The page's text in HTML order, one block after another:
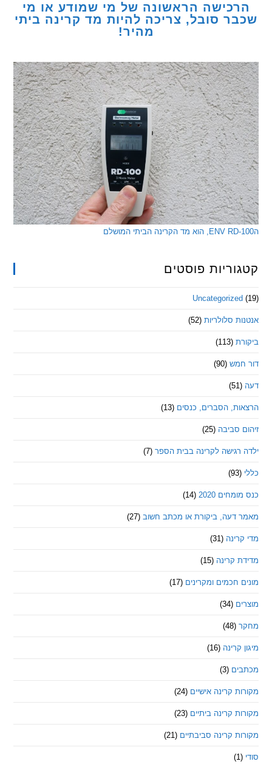
הראשונה של מי שמודע או מי
סובל, צריכה להיות מד קרינה ביתי
מהיר!
פוסטים
סלולריות (52)
(90)
הסברים, כנסים (13)
סביבה (25)
לקרינה בבית הספר (7)
2020
(14)
ביקורת או מכתב חשוב (27)
(31)
קרינה (15)
חכמים ומקרינים (17)
(16)
קרינה אישיים (24)
קרינה ביתיים (23)
קרינה סביבתיים (21)